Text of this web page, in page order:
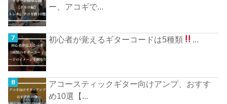
ー、アコギで...
初心者が覚えるギターコードは5種類
アコースティックギター向けアンプ、おすす
め10選【...